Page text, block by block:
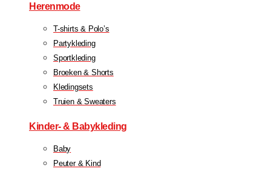
Herenmode
T-shirts & Polo’s
Partykleding
Sportkleding
Broeken & Shorts
Kledingsets
Truien & Sweaters
Kinder- & Babykleding
Baby
Peuter & Kind